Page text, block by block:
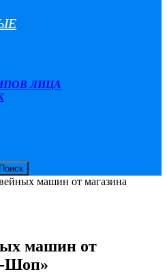
ЛИЦА
машин от магазина
машин от
Шоп»